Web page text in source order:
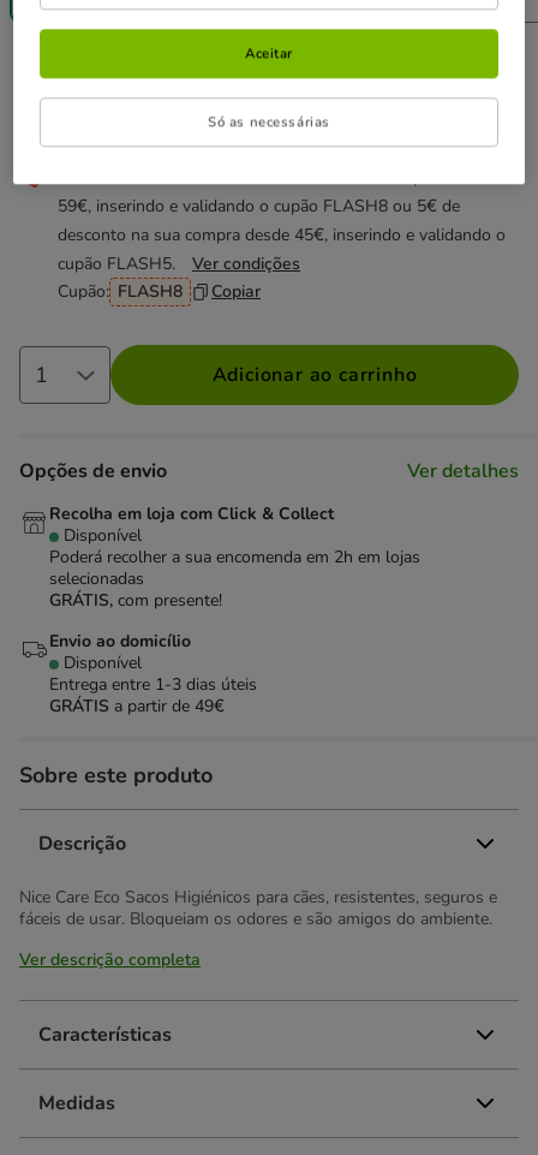
Não perca esta promoção
59€, inserindo e validando o cupão FLASH8 ou 5€ de
desconto na sua compra desde 45€, inserindo e validando o
cupão FLASH5.
Ver condições
Cupão: FLASH8 Copiar
4.99€
Adicionar ao carrinho
Opções de envio Ver detalhes
Recolha em loja com Click & Collect
Disponível
Poderá recolher a sua encomenda em 2h em lojas
selecionadas
GRÁTIS, com presente!
Envio ao domicílio
Disponível
Entrega entre 1-3 dias úteis
GRÁTIS a partir de 49€
Sobre este produto
Descrição
Nice Care Eco Sacos Higiénicos para cães, resistentes, seguros e
fáceis de usar. Bloqueiam os odores e são amigos do ambiente.
Ver descrição completa
Características
Medidas
Só as necessárias
Aceitar